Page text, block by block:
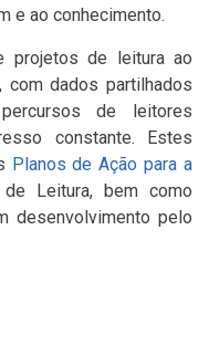
e ao conhecimento.
projetos de leitura ao
com dados partilhados
de leitores
constante. Estes
Planos de Ação para a
Leitura, bem como
desenvolvimento pelo